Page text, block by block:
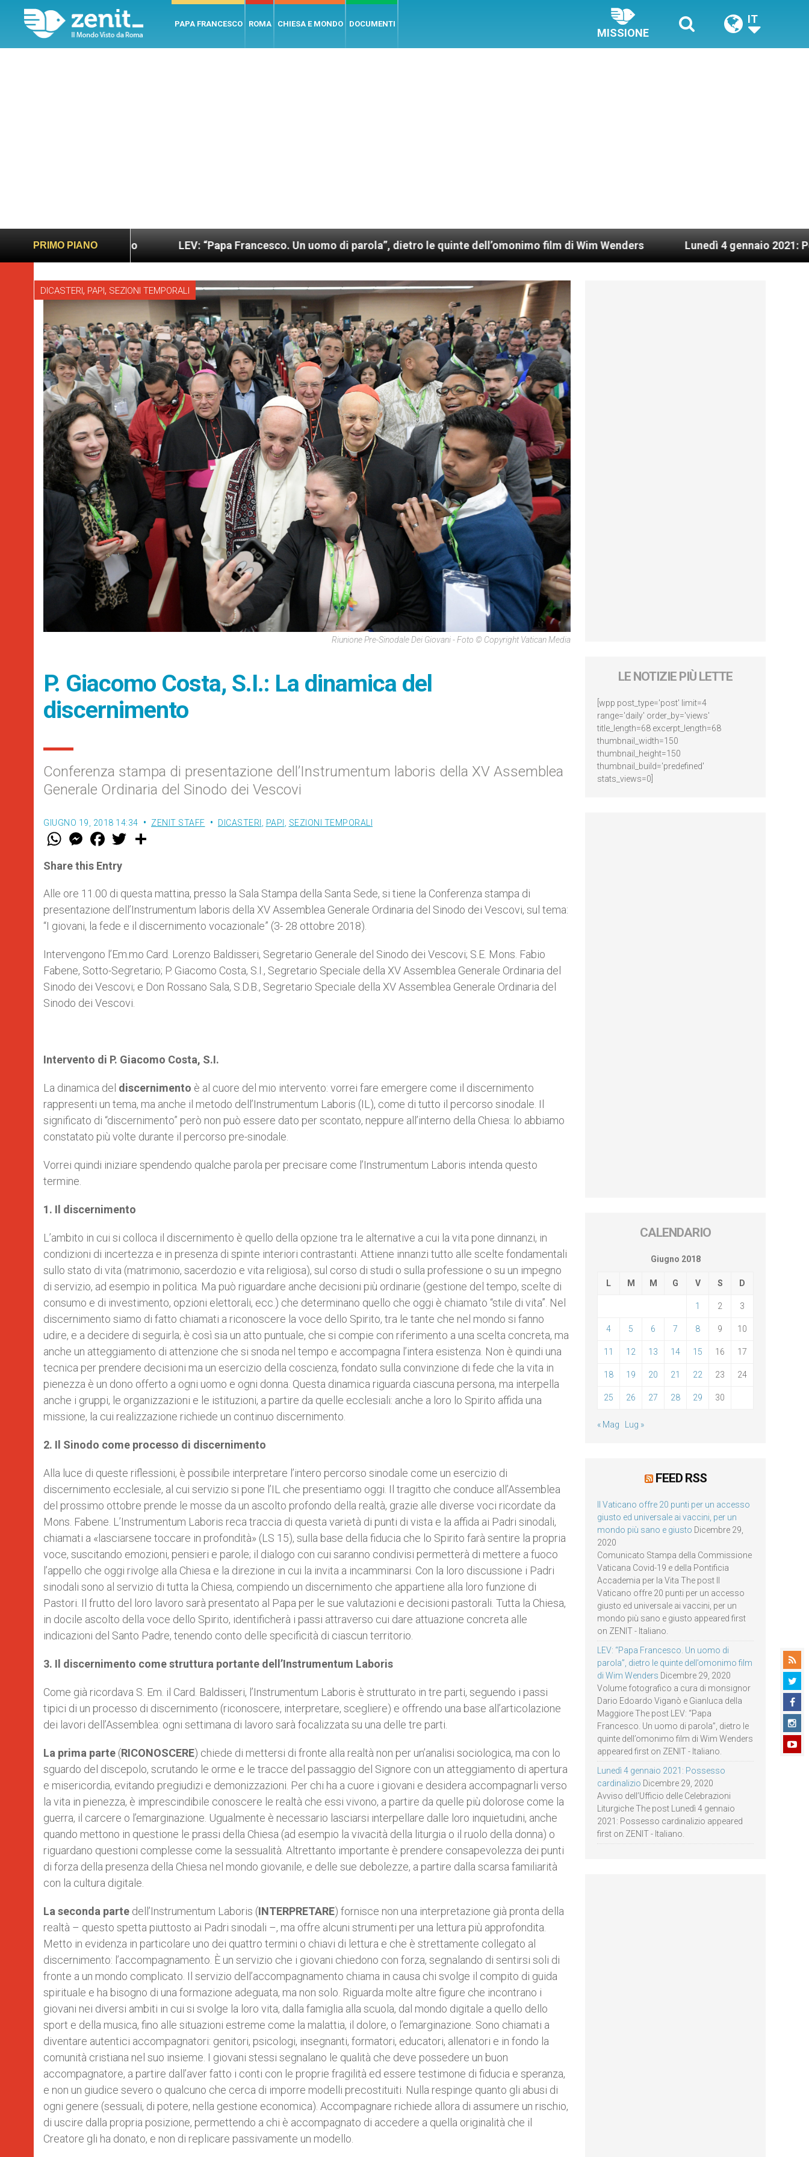
PAPA FRANCESCO ROMA CHIESA E MONDO DOCUMENTI
MISSIONE
IT
PRIMO PIANO
e giusto LEV: “Papa Francesco. Un uomo di parola”, dietro le quinte dell’omonimo film di Wim Wenders Lunedì 4 gennaio 2021: Possesso
DICASTERI, PAPI, SEZIONI TEMPORALI
Riunione Pre-Sinodale Dei Giovani - Foto © Copyright Vatican Media
P. Giacomo Costa, S.I.: La dinamica del
discernimento
Conferenza stampa di presentazione dell’Instrumentum laboris della XV Assemblea
Generale Ordinaria del Sinodo dei Vescovi
GIUGNO 19, 2018 14:34 ZENIT STAFF DICASTERI PAPI SEZIONI TEMPORALI
W
t
s
p
p
M
e
s
e
g
e
r
F
a
e
b
o
k
w
r
Share this Entry
Alle ore 11.00 di questa mattina, presso la Sala Stampa della Santa Sede, si tiene la Conferenza stampa di
presentazione dell’Instrumentum laboris della XV Assemblea Generale Ordinaria del Sinodo dei Vescovi, sul tema:
“I giovani, la fede e il discernimento vocazionale” (3- 28 ottobre 2018).
Intervengono l’Em.mo Card. Lorenzo Baldisseri, Segretario Generale del Sinodo dei Vescovi; S.E. Mons. Fabio
Fabene, Sotto-Segretario; P. Giacomo Costa, S.I., Segretario Speciale della XV Assemblea Generale Ordinaria del
Sinodo dei Vescovi; e Don Rossano Sala, S.D.B., Segretario Speciale della XV Assemblea Generale Ordinaria del
Sinodo dei Vescovi.
Intervento di P. Giacomo Costa, S.I.
La dinamica del discernimento è al cuore del mio intervento: vorrei fare emergere come il discernimento
rappresenti un tema, ma anche il metodo dell’Instrumentum Laboris (IL), come di tutto il percorso sinodale. Il
significato di “discernimento” però non può essere dato per scontato, neppure all’interno della Chiesa: lo abbiamo
constatato più volte durante il percorso pre-sinodale.
Vorrei quindi iniziare spendendo qualche parola per precisare come l’Instrumentum Laboris intenda questo
termine.
1. Il discernimento
L’ambito in cui si colloca il discernimento è quello della opzione tra le alternative a cui la vita pone dinnanzi, in
condizioni di incertezza e in presenza di spinte interiori contrastanti. Attiene innanzi tutto alle scelte fondamentali
sullo stato di vita (matrimonio, sacerdozio e vita religiosa), sul corso di studi o sulla professione o su un impegno
di servizio, ad esempio in politica. Ma può riguardare anche decisioni più ordinarie (gestione del tempo, scelte di
consumo e di investimento, opzioni elettorali, ecc.) che determinano quello che oggi è chiamato “stile di vita”. Nel
discernimento siamo di fatto chiamati a riconoscere la voce dello Spirito, tra le tante che nel mondo si fanno
udire, e a decidere di seguirla; è così sia un atto puntuale, che si compie con riferimento a una scelta concreta, ma
anche un atteggiamento di attenzione che si snoda nel tempo e accompagna l’intera esistenza. Non è quindi una
tecnica per prendere decisioni ma un esercizio della coscienza, fondato sulla convinzione di fede che la vita in
pienezza è un dono offerto a ogni uomo e ogni donna. Questa dinamica riguarda ciascuna persona, ma interpella
anche i gruppi, le organizzazioni e le istituzioni, a partire da quelle ecclesiali: anche a loro lo Spirito affida una
missione, la cui realizzazione richiede un continuo discernimento.
2. Il Sinodo come processo di discernimento
Alla luce di queste riflessioni, è possibile interpretare l’intero percorso sinodale come un esercizio di
discernimento ecclesiale, al cui servizio si pone l’IL che presentiamo oggi. Il tragitto che conduce all’Assemblea
del prossimo ottobre prende le mosse da un ascolto profondo della realtà, grazie alle diverse voci ricordate da
Mons. Fabene. L’Instrumentum Laboris reca traccia di questa varietà di punti di vista e la affida ai Padri sinodali,
chiamati a «lasciarsene toccare in profondità» (LS 15), sulla base della fiducia che lo Spirito farà sentire la propria
voce, suscitando emozioni, pensieri e parole; il dialogo con cui saranno condivisi permetterà di mettere a fuoco
l’appello che oggi rivolge alla Chiesa e la direzione in cui la invita a incamminarsi. Con la loro discussione i Padri
sinodali sono al servizio di tutta la Chiesa, compiendo un discernimento che appartiene alla loro funzione di
Pastori. Il frutto del loro lavoro sarà presentato al Papa per le sue valutazioni e decisioni pastorali. Tutta la Chiesa,
in docile ascolto della voce dello Spirito, identificherà i passi attraverso cui dare attuazione concreta alle
indicazioni del Santo Padre, tenendo conto delle specificità di ciascun territorio.
3. Il discernimento come struttura portante dell’Instrumentum Laboris
Come già ricordava S. Em. il Card. Baldisseri, l’Instrumentum Laboris è strutturato in tre parti, seguendo i passi
tipici di un processo di discernimento (riconoscere, interpretare, scegliere) e offrendo una base all’articolazione
dei lavori dell’Assemblea: ogni settimana di lavoro sarà focalizzata su una delle tre parti.
La prima parte (RICONOSCERE) chiede di mettersi di fronte alla realtà non per un’analisi sociologica, ma con lo
sguardo del discepolo, scrutando le orme e le tracce del passaggio del Signore con un atteggiamento di apertura
e misericordia, evitando pregiudizi e demonizzazioni. Per chi ha a cuore i giovani e desidera accompagnarli verso
la vita in pienezza, è imprescindibile conoscere le realtà che essi vivono, a partire da quelle più dolorose come la
guerra, il carcere o l’emarginazione. Ugualmente è necessario lasciarsi interpellare dalle loro inquietudini, anche
quando mettono in questione le prassi della Chiesa (ad esempio la vivacità della liturgia o il ruolo della donna) o
riguardano questioni complesse come la sessualità. Altrettanto importante è prendere consapevolezza dei punti
di forza della presenza della Chiesa nel mondo giovanile, e delle sue debolezze, a partire dalla scarsa familiarità
con la cultura digitale.
La seconda parte dell’Instrumentum Laboris (INTERPRETARE) fornisce non una interpretazione già pronta della
realtà – questo spetta piuttosto ai Padri sinodali –, ma offre alcuni strumenti per una lettura più approfondita.
Metto in evidenza in particolare uno dei quattro termini o chiavi di lettura e che è strettamente collegato al
discernimento: l’accompagnamento. È un servizio che i giovani chiedono con forza, segnalando di sentirsi soli di
fronte a un mondo complicato. Il servizio dell’accompagnamento chiama in causa chi svolge il compito di guida
spirituale e ha bisogno di una formazione adeguata, ma non solo. Riguarda molte altre figure che incontrano i
giovani nei diversi ambiti in cui si svolge la loro vita, dalla famiglia alla scuola, dal mondo digitale a quello dello
sport e della musica, fino alle situazioni estreme come la malattia, il dolore, o l’emarginazione. Sono chiamati a
diventare autentici accompagnatori: genitori, psicologi, insegnanti, formatori, educatori, allenatori e in fondo la
comunità cristiana nel suo insieme. I giovani stessi segnalano le qualità che deve possedere un buon
accompagnatore, a partire dall’aver fatto i conti con le proprie fragilità ed essere testimone di fiducia e speranza,
e non un giudice severo o qualcuno che cerca di imporre modelli precostituiti. Nulla respinge quanto gli abusi di
ogni genere (sessuali, di potere, nella gestione economica). Accompagnare richiede allora di assumere un rischio,
di uscire dalla propria posizione, permettendo a chi è accompagnato di accedere a quella originalità che il
Creatore gli ha donato, e non di replicare passivamente un modello.
LE NOTIZIE PIÙ LETTE
[wpp post_type='post' limit=4
range='daily' order_by='views'
title_length=68 excerpt_length=68
thumbnail_width=150
thumbnail_height=150
thumbnail_build='predefined'
stats_views=0]
CALENDARIO
Giugno 2018
L M M G V S D
1 2 3
4 5 6 7 8 9 10
11 12 13 14 15 16 17
18 19 20 21 22 23 24
25 26 27 28 29 30
« Mag Lug »
FEED RSS
Il Vaticano offre 20 punti per un accesso
giusto ed universale ai vaccini, per un
mondo più sano e giusto Dicembre 29,
2020
Comunicato Stampa della Commissione
Vaticana Covid-19 e della Pontificia
Accademia per la Vita The post Il
Vaticano offre 20 punti per un accesso
giusto ed universale ai vaccini, per un
mondo più sano e giusto appeared first
on ZENIT - Italiano.
LEV: “Papa Francesco. Un uomo di
parola”, dietro le quinte dell’omonimo film
di Wim Wenders Dicembre 29, 2020
Volume fotografico a cura di monsignor
Dario Edoardo Viganò e Gianluca della
Maggiore The post LEV: “Papa
Francesco. Un uomo di parola”, dietro le
quinte dell’omonimo film di Wim Wenders
appeared first on ZENIT - Italiano.
Lunedì 4 gennaio 2021: Possesso
cardinalizio Dicembre 29, 2020
Avviso dell’Ufficio delle Celebrazioni
Liturgiche The post Lunedì 4 gennaio
2021: Possesso cardinalizio appeared
first on ZENIT - Italiano.